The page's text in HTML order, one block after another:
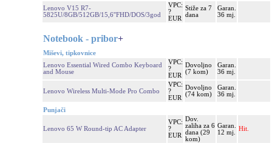
Lenovo V15 R7-
5825U/8GB/512GB/15,6''FHD/DOS/3god
VPC:
?
EUR
Stiže za 7
dana
Garan.
36 mj.
Notebook - pribor+
Miševi, tipkovnice
Lenovo Essential Wired Combo Keyboard
and Mouse
VPC:
?
EUR
Dovoljno
(7 kom)
Garan.
36 mj.
Lenovo Wireless Multi-Mode Pro Combo
VPC:
?
EUR
Dovoljno
(74 kom)
Garan.
36 mj.
Punjači
Lenovo 65 W Round-tip AC Adapter
VPC:
?
EUR
Dov.
zaliha za 6
dana (29
kom)
Garan.
12 mj.
Hit.